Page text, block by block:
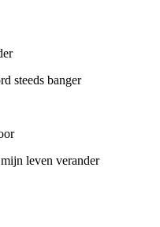
steeds banger
leven verander